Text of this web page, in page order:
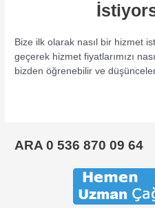
Bize ilk olarak nasıl bir hizmet
geçerek hizmet fiyatlarımızı
bizden öğrenebilir ve
ARA 0 536 870 09 64